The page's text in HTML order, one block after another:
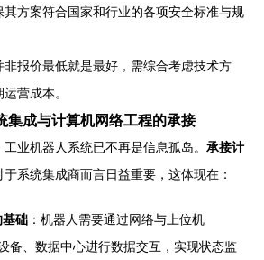
其方案符合国家和行业的各项安全标准与规
非报价最低就是最好，需综合考虑技术方
营成本。
集成与计算机网络工程的承接
业机器人系统已不再是信息孤岛。 承接计
于系统集成商而言日益重要，这体现在：
础 ：机器人需要通过网络与上位机
备、数据中心进行数据交互，实现状态监